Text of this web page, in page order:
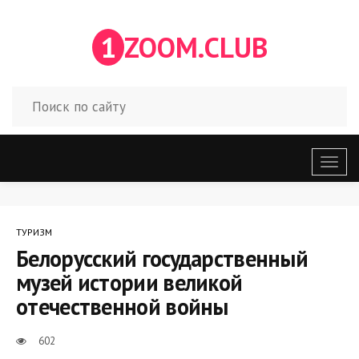
1 ZOOM.CLUB
меню
ТУРИЗМ
Белорусский государственный
музей истории великой
отечественной войны
602